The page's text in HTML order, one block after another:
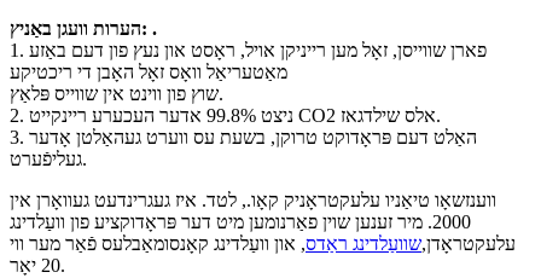
הערות וועגן באַניץ: .
1. פארן שווייסן, זאָל מען רייניקן אויל, ראָסט און נעץ פון דעם באַזע
מאַטעריאַל וואָס זאָל האָבן די ריכטיקע
שוץ פון ווינט אין שווייס פּלאַץ.
2. ניצט 99.8% אדער העכערע ריינקייט CO2 אלס שילדגאז.
3. האַלט דעם פּראָדוקט טרוקן, בשעת עס ווערט געהאַלטן אָדער
געליפֿערט.
ווענזשאָו טיאַניו עלעקטראָניק קאָו., לטד. איז געגרינדעט געוואָרן אין
2000. מיר זענען שוין פאַרנומען מיט דער פּראָדוקציע פון ​​וועַלדינג
עלעקטראָדן,שוועַלדינג ראַדס, און וועַלדינג קאָנסומאַבלעס פֿאַר מער ווי
20 יאָר.